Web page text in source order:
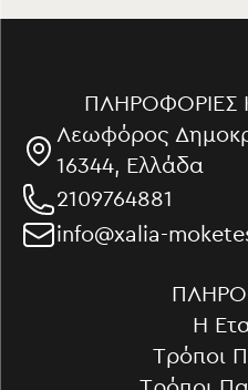
ΠΛΗΡΟΦΟΡΊΕΣ
Λεωφόρος
16344, Ελλάδα
2109764881
info@xalia-
Η
Τρόποι